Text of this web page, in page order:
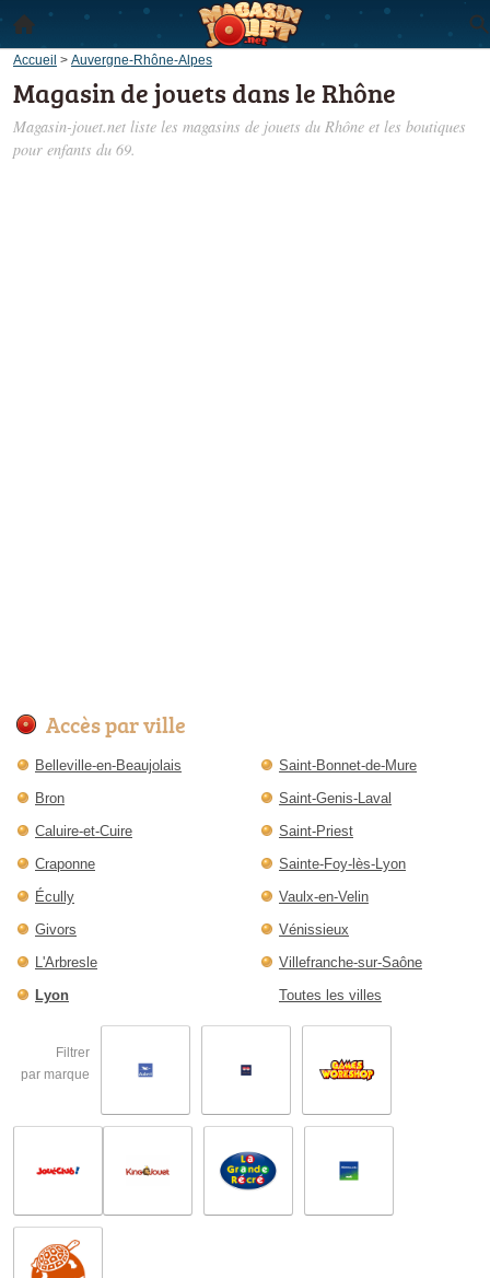
Accueil > Auvergne-Rhône-Alpes
Magasin de jouets dans le Rhône
Magasin-jouet.net liste les magasins de jouets du Rhône et les boutiques
pour enfants du 69.
Accès par ville
Belleville-en-Beaujolais
Bron
Caluire-et-Cuire
Craponne
Écully
Givors
L'Arbresle
Lyon
Saint-Bonnet-de-Mure
Saint-Genis-Laval
Saint-Priest
Sainte-Foy-lès-Lyon
Vaulx-en-Velin
Vénissieux
Villefranche-sur-Saône
Toutes les villes
Filtrer
par marque